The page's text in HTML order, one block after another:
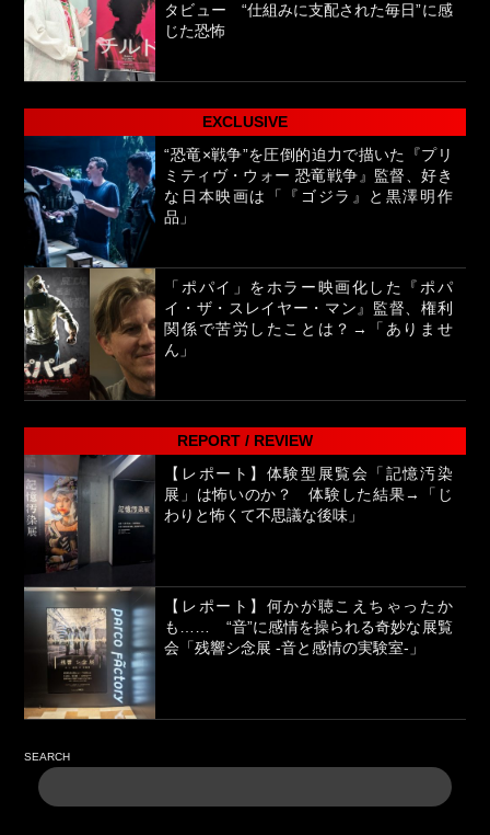
タビュー “仕組みに支配された毎日”に感
じた恐怖
EXCLUSIVE
“恐竜×戦争”を圧倒的迫力で描いた『プリ
ミティヴ・ウォー 恐竜戦争』監督、好き
な日本映画は「『ゴジラ』と黒澤明作
品」
「ポパイ」をホラー映画化した『ポパ
イ・ザ・スレイヤー・マン』監督、権利
関係で苦労したことは？→「ありませ
ん」
REPORT / REVIEW
【レポート】体験型展覧会「記憶汚染
展」は怖いのか？ 体験した結果→「じ
わりと怖くて不思議な後味」
【レポート】何かが聴こえちゃったか
も…… “音”に感情を操られる奇妙な展覧
会「残響シ念展 -⾳と感情の実験室-」
SEARCH